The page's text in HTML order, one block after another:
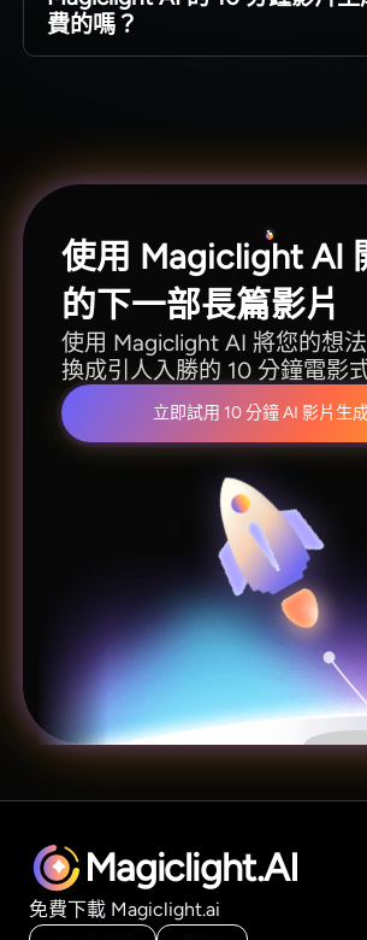
更改任何場景的服裝、表情和背景。
費的嗎？
使用 Magiclight AI
的下一部長篇影片
使用 Magiclight AI 將您的想
換成引人入勝的 10 分鐘電影
立即試用 10 分鐘 AI 影片生
Magiclight.AI
免費下載 Magiclight.ai